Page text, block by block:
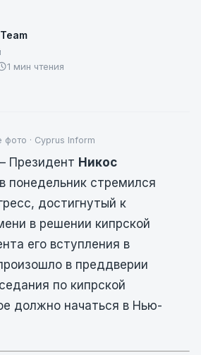
1 мин чтения
фото · Cyprus Inform
– Президент Никос
в понедельник стремился
достигнутый к
в решении кипрской
его вступления в
в преддверии
по кипрской
должно начаться в Нью-